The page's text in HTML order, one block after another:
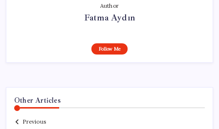
Author
Fatma Aydın
Follow Me
Other Articles
Previous